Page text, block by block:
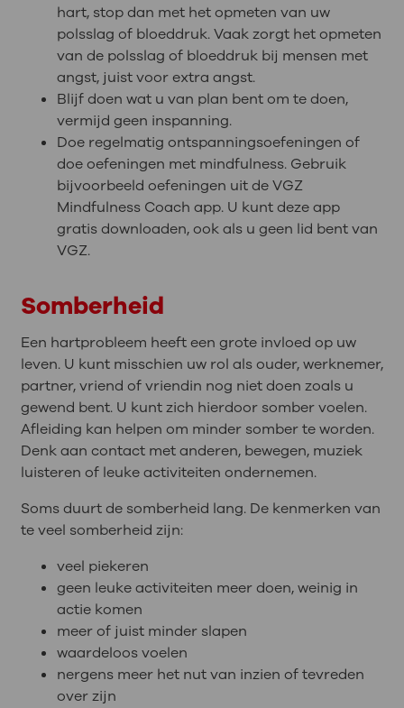
hart, stop dan met het opmeten van uw
polsslag of bloeddruk. Vaak zorgt het opmeten
van de polsslag of bloeddruk bij mensen met
angst, juist voor extra angst.
Blijf doen wat u van plan bent om te doen,
vermijd geen inspanning.
Doe regelmatig ontspanningsoefeningen of
doe oefeningen met mindfulness. Gebruik
bijvoorbeeld oefeningen uit de VGZ
Mindfulness Coach app. U kunt deze app
gratis downloaden, ook als u geen lid bent van
VGZ.
Somberheid
Een hartprobleem heeft een grote invloed op uw
leven. U kunt misschien uw rol als ouder, werknemer,
partner, vriend of vriendin nog niet doen zoals u
gewend bent. U kunt zich hierdoor somber voelen.
Afleiding kan helpen om minder somber te worden.
Denk aan contact met anderen, bewegen, muziek
luisteren of leuke activiteiten ondernemen.
Soms duurt de somberheid lang. De kenmerken van
te veel somberheid zijn:
veel piekeren
geen leuke activiteiten meer doen, weinig in
actie komen
meer of juist minder slapen
waardeloos voelen
nergens meer het nut van inzien of tevreden
over zijn